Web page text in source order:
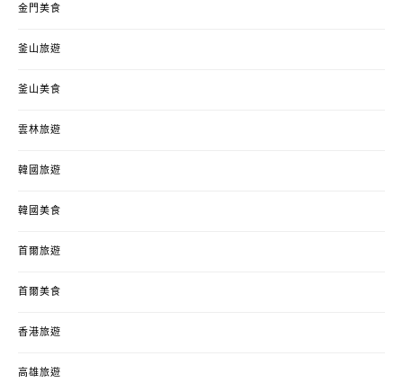
金門美食
釜山旅遊
釜山美食
雲林旅遊
韓國旅遊
韓國美食
首爾旅遊
首爾美食
香港旅遊
高雄旅遊